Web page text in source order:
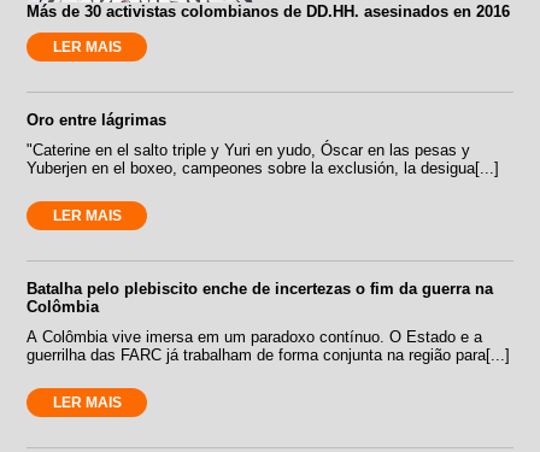
Más de 30 activistas colombianos de DD.HH. asesinados en 2016
LER MAIS
Oro entre lágrimas
"Caterine en el salto triple y Yuri en yudo, Óscar en las pesas y
Yuberjen en el boxeo, campeones sobre la exclusión, la desigua[...]
LER MAIS
Batalha pelo plebiscito enche de incertezas o fim da guerra na
Colômbia
A Colômbia vive imersa em um paradoxo contínuo. O Estado e a
guerrilha das FARC já trabalham de forma conjunta na região para[...]
LER MAIS